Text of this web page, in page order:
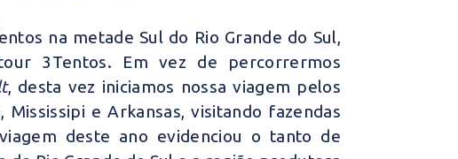
na metade Sul do Rio Grande do Sul,
3Tentos. Em vez de percorrermos
, desta vez iniciamos nossa viagem pelos
e Arkansas, visitando fazendas
deste ano evidenciou o tanto de